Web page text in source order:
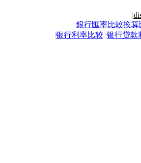
|
銀行匯率比較換算
|银行利率比较 |银行贷款